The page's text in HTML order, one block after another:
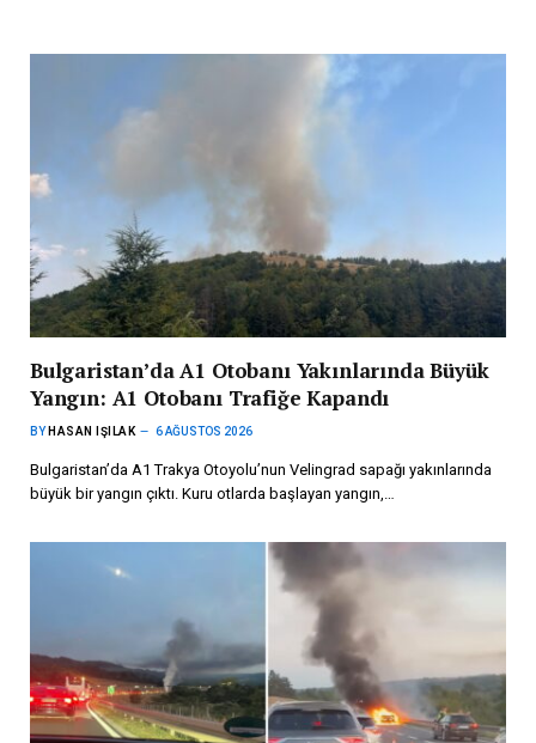
Bulgaristan’da A1 Otobanı Yakınlarında Büyük
Yangın: A1 Otobanı Trafiğe Kapandı
BY HASAN IŞILAK 6 AĞUSTOS 2026
Bulgaristan’da A1 Trakya Otoyolu’nun Velingrad sapağı yakınlarında
büyük bir yangın çıktı. Kuru otlarda başlayan yangın,…